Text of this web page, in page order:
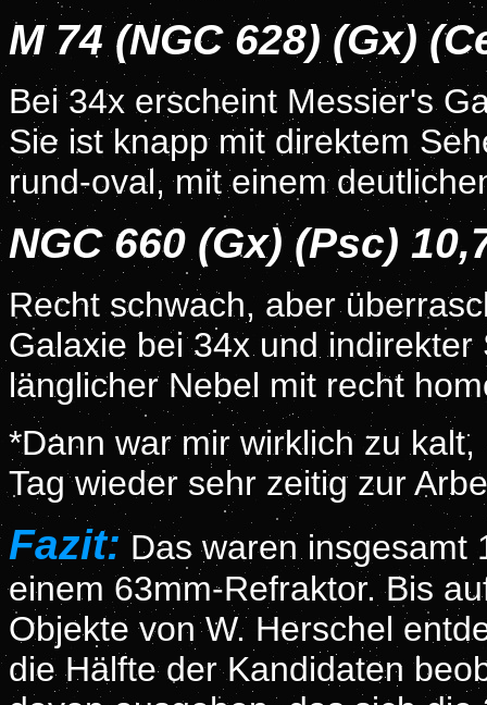
M 74 (NGC 628) (Gx)
Bei 34x erscheint Messier's
Sie ist knapp mit direktem
rund-oval, mit einem
NGC 660 (Gx) (Psc)
Recht schwach, aber
Galaxie bei 34x und
länglicher Nebel mit recht
*Dann war mir wirklich zu
Tag wieder sehr zeitig zur
Fazit: Das waren insgesamt
einem 63mm-Refraktor. Bis
Objekte von W. Herschel
die Hälfte der Kandidaten